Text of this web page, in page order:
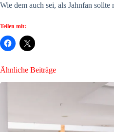
Wie dem auch sei, als Jahnfan
Teilen mit:
Ähnliche Beiträge